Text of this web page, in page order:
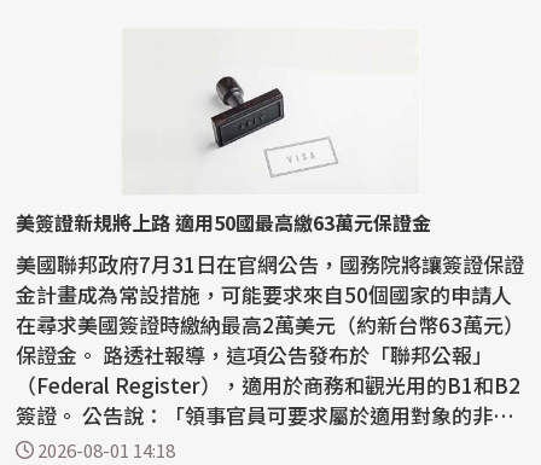
美簽證新規將上路 適用50國最高繳63萬元保證金
美國聯邦政府7月31日在官網公告，國務院將讓簽證保證
金計畫成為常設措施，可能要求來自50個國家的申請人
在尋求美國簽證時繳納最高2萬美元（約新台幣63萬元）
保證金。 路透社報導，這項公告發布於「聯邦公報」
（Federal Register），適用於商務和觀光用的B1和B2
簽證。 公告說：「領事官員可要求屬於適用對象的非移
民...2026-08-01 14:18